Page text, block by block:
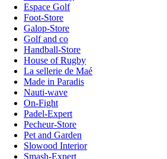
Espace Golf
Foot-Store
Galop-Store
Golf and co
Handball-Store
House of Rugby
La sellerie de Maé
Made in Paradis
Nauti-wave
On-Fight
Padel-Expert
Pecheur-Store
Pet and Garden
Slowood Interior
Smash-Expert